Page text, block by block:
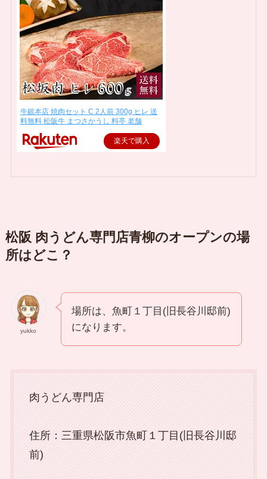
牛銀本店 焼肉セット C 2人前 300g ヒレ 送
料無料 松阪牛 まつさかうし 料亭 老舗
楽天で購入
松阪 肉うどん専門店青柳のオープンの場
所はどこ？
yukko
場所は、魚町１丁目(旧長谷川邸前)
になります。
肉うどん専門店
住所：三重県松阪市魚町１丁目(旧長谷川邸
前)